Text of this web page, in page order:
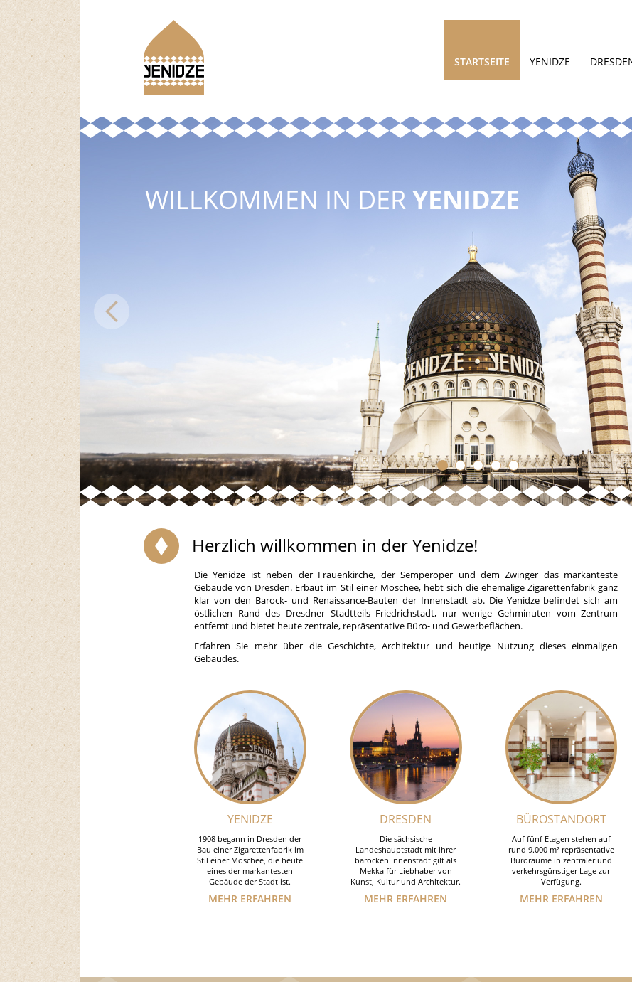
STARTSEITE YENIDZE
WILLKOMMEN IN DERYENIDZE
Herzlich willkommen in der Yenidze!
Die Yenidze ist neben der Frauenkirche, der Semperoper und dem Zwinger das markanteste
Gebäude von Dresden. Erbaut im Stil einer Moschee, hebt sich die ehemalige Zigarettenfabrik ganz
klar von den Barock- und Renaissance-Bauten der Innenstadt ab. Die Yenidze befindet sich am
östlichen Rand des Dresdner Stadtteils Friedrichstadt, nur wenige Gehminuten vom Zentrum
entfernt und bietet heute zentrale, repräsentative Büro- und Gewerbeflächen.
Erfahren Sie mehr über die Geschichte, Architektur und heutige Nutzung dieses einmaligen
Gebäudes.
YENIDZE
1908 begann in Dresden der
Bau einer Zigarettenfabrik im
Stil einer Moschee, die heute
eines der markantesten
Gebäude der Stadt ist.
MEHR ERFAHREN
DRESDEN
Die sächsische
Landeshauptstadt mit ihrer
barocken Innenstadt gilt als
Mekka für Liebhaber von
Kunst, Kultur und Architektur.
MEHR ERFAHREN
BÜROSTANDORT
Auf fünf Etagen stehen auf
rund 9.000 m² repräsentative
Büroräume in zentraler und
verkehrsgünstiger Lage zur
Verfügung.
MEHR ERFAHREN